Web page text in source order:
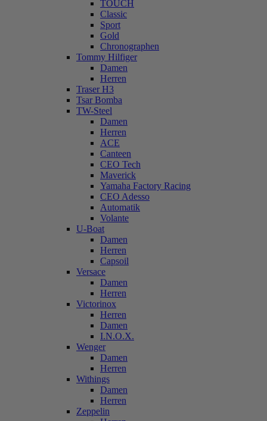
TOUCH
Classic
Sport
Gold
Chronographen
Tommy Hilfiger
Damen
Herren
Traser H3
Tsar Bomba
TW-Steel
Damen
Herren
ACE
Canteen
CEO Tech
Maverick
Yamaha Factory Racing
CEO Adesso
Automatik
Volante
U-Boat
Damen
Herren
Capsoil
Versace
Damen
Herren
Victorinox
Herren
Damen
I.N.O.X.
Wenger
Damen
Herren
Withings
Damen
Herren
Zeppelin